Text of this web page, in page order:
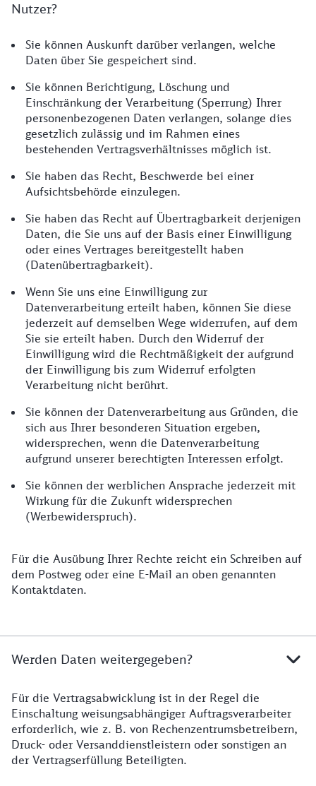
Nutzer?
Sie können Auskunft darüber verlangen, welche
Daten über Sie gespeichert sind.
Sie können Berichtigung, Löschung und
Einschränkung der Verarbeitung (Sperrung) Ihrer
personenbezogenen Daten verlangen, solange dies
gesetzlich zulässig und im Rahmen eines
bestehenden Vertragsverhältnisses möglich ist.
Sie haben das Recht, Beschwerde bei einer
Aufsichtsbehörde einzulegen.
Sie haben das Recht auf Übertragbarkeit derjenigen
Daten, die Sie uns auf der Basis einer Einwilligung
oder eines Vertrages bereitgestellt haben
(Datenübertragbarkeit).
Wenn Sie uns eine Einwilligung zur
Datenverarbeitung erteilt haben, können Sie diese
jederzeit auf demselben Wege widerrufen, auf dem
Sie sie erteilt haben. Durch den Widerruf der
Einwilligung wird die Rechtmäßigkeit der aufgrund
der Einwilligung bis zum Widerruf erfolgten
Verarbeitung nicht berührt.
Sie können der Datenverarbeitung aus Gründen, die
sich aus Ihrer besonderen Situation ergeben,
widersprechen, wenn die Datenverarbeitung
aufgrund unserer berechtigten Interessen erfolgt.
Sie können der werblichen Ansprache jederzeit mit
Wirkung für die Zukunft widersprechen
(Werbewiderspruch).
Für die Ausübung Ihrer Rechte reicht ein Schreiben auf
dem Postweg oder eine E-Mail an oben genannten
Kontaktdaten.
Werden Daten weitergegeben?
Für die Vertragsabwicklung ist in der Regel die
Einschaltung weisungsabhängiger Auftragsverarbeiter
erforderlich, wie z. B. von Rechenzentrumsbetreibern,
Druck- oder Versanddienstleistern oder sonstigen an
der Vertragserfüllung Beteiligten.